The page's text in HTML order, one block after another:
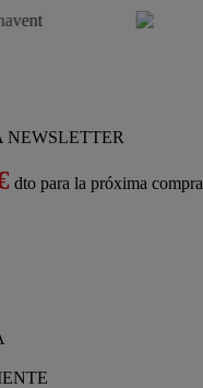
NEWSLETTER
dto para la próxima compra